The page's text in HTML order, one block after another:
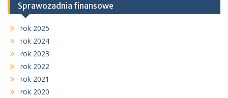
Sprawozadnia finansowe
rok 2025
rok 2024
rok 2023
rok 2022
rok 2021
rok 2020